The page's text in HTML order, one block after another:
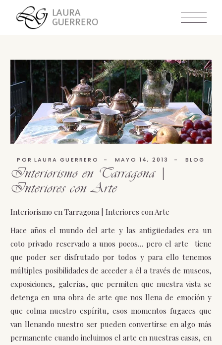
content
POR LAURA GUERRERO MAYO 14, 2013 BLOG
Interiorismo en Tarragona |
Interiores con Arte
Interiorismo en Tarragona | Interiores con Arte
Hace años el mundo del arte y las antigüedades era un
coto privado reservado a unos pocos… pero el arte tiene
que poder ser disfrutado por todos y para ello tenemos
múltiples posibilidades de acceder a él a través de museos,
exposiciones, galerías, que permiten que nuestra vista se
detenga en una obra de arte que nos llena de emoción y
que colma nuestro espíritu, esos momentos fugaces que
van llenando nuestro ser pueden convertirse en algo más
permanente cuando incluimos el arte en nuestras casas, en